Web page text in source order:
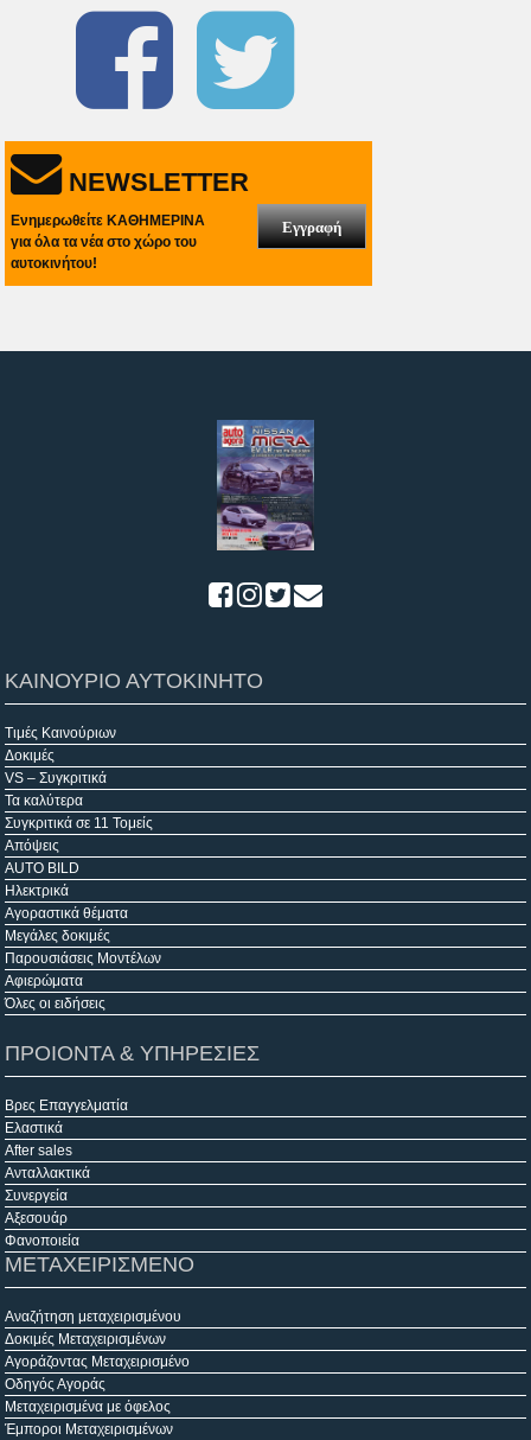
NEWSLETTER
Ενημερωθείτε ΚΑΘΗΜΕΡΙΝΑ
για όλα τα νέα στο χώρο του
αυτοκινήτου!
Εγγραφή
ΚΑΙΝΟΥΡΙΟ ΑΥΤΟΚΙΝΗΤΟ
Τιμές Καινούριων
Δοκιμές
VS – Συγκριτικά
Τα καλύτερα
Συγκριτικά σε 11 Τομείς
Απόψεις
AUTO BILD
Ηλεκτρικά
Αγοραστικά θέματα
Μεγάλες δοκιμές
Παρουσιάσεις Μοντέλων
Αφιερώματα
Όλες οι ειδήσεις
ΠΡΟΙΟΝΤΑ & ΥΠΗΡΕΣΙΕΣ
Βρες Επαγγελματία
Ελαστικά
After sales
Ανταλλακτικά
Συνεργεία
Αξεσουάρ
Φανοποιεία
ΜΕΤΑΧΕΙΡΙΣΜΕΝΟ
Αναζήτηση μεταχειρισμένου
Δοκιμές Μεταχειρισμένων
Αγοράζοντας Μεταχειρισμένο
Οδηγός Αγοράς
Μεταχειρισμένα με όφελος
Έμποροι Μεταχειρισμένων